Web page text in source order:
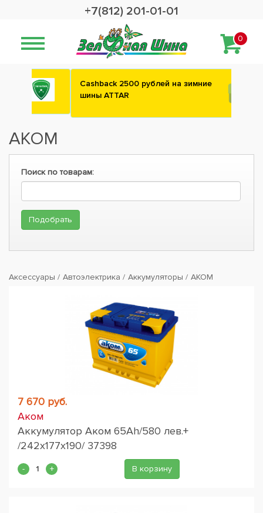
+7(812) 201-01-01
0
Сashback 2500 рублей на зимние
шины ATTAR
АКОМ
Поиск по товарам:
Аксессуары Автоэлектрика Аккумуляторы АКОМ
7 670 руб.
Аком
Аккумулятор Аком 65Ah/580 лев.+
/242x177x190/ 37398
В корзину